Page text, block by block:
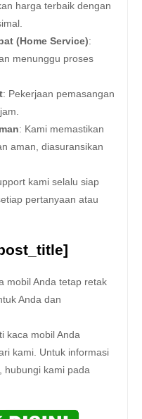
harga terbaik dengan
(Home Service):
menunggu proses
: Pekerjaan pemasangan
: Kami memastikan
aman, diasuransikan
kami selalu siap
pertanyaan atau
mobil Anda tetap retak
Anda dan
kaca mobil Anda
kami. Untuk informasi
hubungi kami pada